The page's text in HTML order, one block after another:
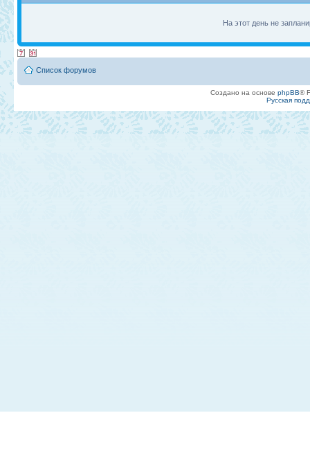
На этот день не
Список форумов
Создано на основе phpBB®
Русская